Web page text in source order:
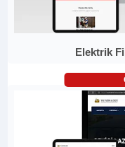
Elektrik